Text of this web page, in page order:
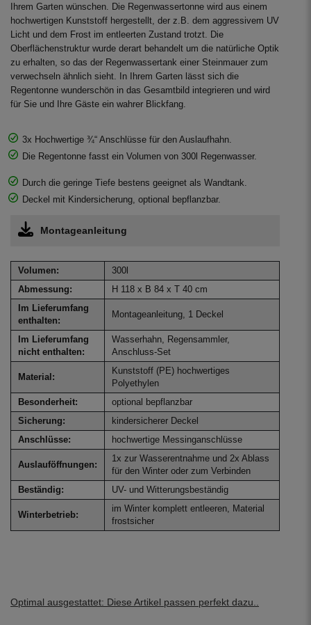
Ihrem Garten wünschen. Die Regenwassertonne wird aus einem
hochwertigen Kunststoff hergestellt, der z.B. dem aggressivem UV
Licht und dem Frost im entleerten Zustand trotzt. Die
Oberflächenstruktur wurde derart behandelt um die natürliche Optik
zu erhalten, so das der Regenwassertank einer Steinmauer zum
verwechseln ähnlich sieht. In Ihrem Garten lässt sich die
Regentonne wunderschön in das Gesamtbild integrieren und wird
für Sie und Ihre Gäste ein wahrer Blickfang.
3x Hochwertige ¾“ Anschlüsse für den Auslaufhahn.
Die Regentonne fasst ein Volumen von 300l Regenwasser.
Durch die geringe Tiefe bestens geeignet als Wandtank.
Deckel mit Kindersicherung, optional bepflanzbar.
Montageanleitung
Volumen:
300l
Abmessung:
H 118 x B 84 x T 40 cm
Im Lieferumfang
enthalten:
Montageanleitung, 1 Deckel
Im Lieferumfang
nicht enthalten:
Wasserhahn, Regensammler,
Anschluss-Set
Material:
Kunststoff (PE) hochwertiges
Polyethylen
Besonderheit:
optional bepflanzbar
Sicherung:
kindersicherer Deckel
Anschlüsse:
hochwertige Messinganschlüsse
Auslauföffnungen:
1x zur Wasserentnahme und 2x Ablass
für den Winter oder zum Verbinden
Beständig:
UV- und Witterungsbeständig
Winterbetrieb:
im Winter komplett entleeren, Material
frostsicher
Optimal ausgestattet: Diese Artikel passen perfekt dazu..